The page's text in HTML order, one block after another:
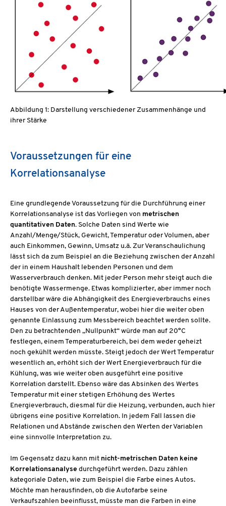
Abbildung 1: Darstellung verschiedener Zusammenhänge und
ihrer Stärke
Voraussetzungen für eine
Korrelationsanalyse
Eine grundlegende Voraussetzung für die Durchführung einer
Korrelationsanalyse ist das Vorliegen von metrischen
quantitativen Daten. Solche Daten sind Werte wie
Anzahl/Menge/Stück, Gewicht, Temperatur oder Volumen, aber
auch Einkommen, Gewinn, Umsatz u.ä. Zur Veranschaulichung
lässt sich da zum Beispiel an die Beziehung zwischen der Anzahl
der in einem Haushalt lebenden Personen und dem
Wasserverbrauch denken. Mit jeder Person mehr steigt auch die
benötigte Wassermenge. Etwas komplizierter, aber immer noch
darstellbar wäre die Abhängigkeit des Energieverbrauchs eines
Hauses von der Außentemperatur, wobei hier die weiter oben
genannte Einlassung zum Messbereich beachtet werden sollte.
Den zu betrachtenden „Nullpunkt“ würde man auf 20°C
festlegen, einem Temperaturbereich, bei dem weder geheizt
noch gekühlt werden müsste. Steigt jedoch der Wert Temperatur
wesentlich an, erhöht sich der Wert Energieverbrauch für die
Kühlung, was wie weiter oben ausgeführt eine positive
Korrelation darstellt. Ebenso wäre das Absinken des Wertes
Temperatur mit einer stetigen Erhöhung des Wertes
Energieverbrauch, diesmal für die Heizung, verbunden, auch hier
übrigens eine positive Korrelation. In jedem Fall lassen die
Relationen und Abstände zwischen den Werten der Variablen
eine sinnvolle Interpretation zu.
Im Gegensatz dazu kann mit nicht-metrischen Daten keine
Korrelationsanalyse durchgeführt werden. Dazu zählen
kategoriale Daten, wie zum Beispiel die Farbe eines Autos.
Möchte man herausfinden, ob die Autofarbe seine
Verkaufszahlen beeinflusst, müsste man die Farben in eine